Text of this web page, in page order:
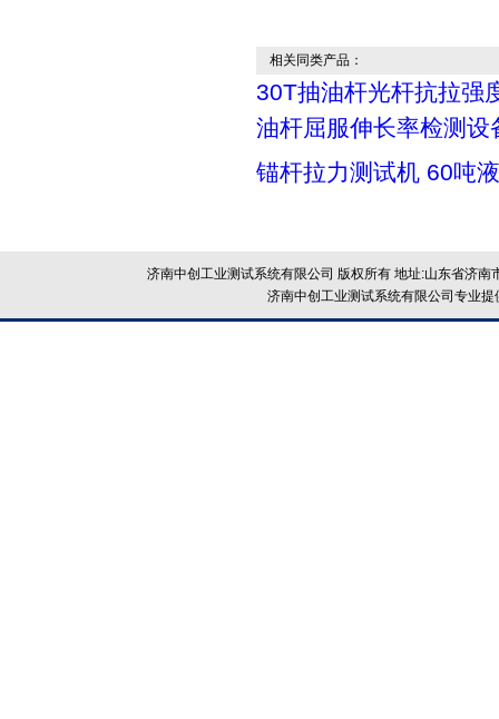
相关同类产品：
30T抽油杆光杆抗拉强
油杆屈服伸长率检测设
锚杆拉力测试机 60吨
济南中创工业测试系统有限公司 版权所有 地址:山东省济
济南中创工业测试系统有限公司专业提